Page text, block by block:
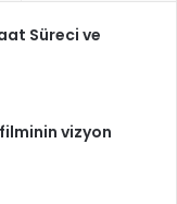
Süreci ve
vizyon